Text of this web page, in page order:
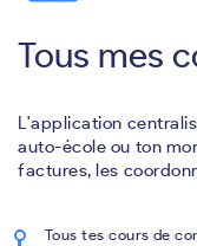
Tous mes
L'application
auto-école ou ton
factures, les
Tous tes cours de